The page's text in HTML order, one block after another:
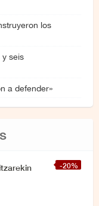
los
y seis
a defender»
-20%